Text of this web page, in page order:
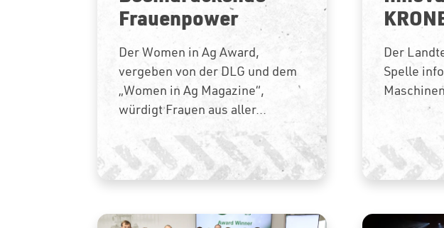
Frauenpower
Der Women in Ag Award,
vergeben von der DLG und dem
„Women in Ag Magazine“,
würdigt Frauen aus aller...
Der
Spelle